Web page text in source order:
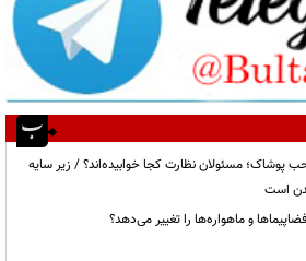
پوشاک؛ مسئولان نظارت کجا خوابیده‌اند؟ / زیر سایه
است
و ماهواره‌ها را تغییر می‌دهد؟